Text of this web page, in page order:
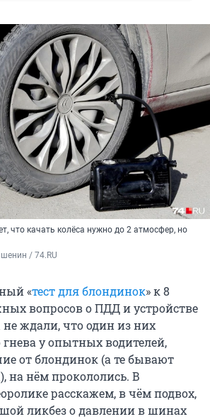
что качать колёса нужно до 2 атмосфер, но
/ 74.RU
«тест для блондинок» к 8
вопросов о ПДД и устройстве
ждали, что один из них
гнева у опытных водителей,
от блондинок (а те бывают
на нём прокололись. В
расскажем, в чём подвох,
ликбез о давлении в шинах